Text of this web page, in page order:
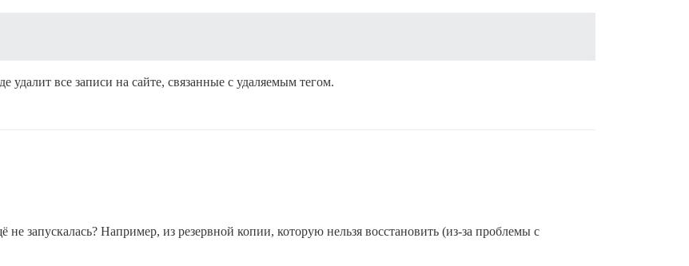
удалит все записи на сайте, связанные с удаляемым тегом.
запускалась? Например, из резервной копии, которую нельзя восстановить (из-за проблемы с